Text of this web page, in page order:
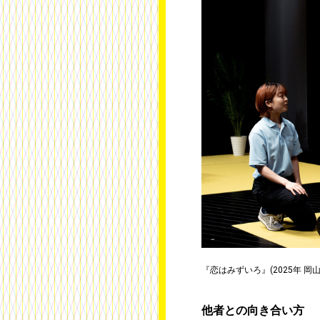
『恋はみずいろ』(2025年 岡
他者との向き合い方